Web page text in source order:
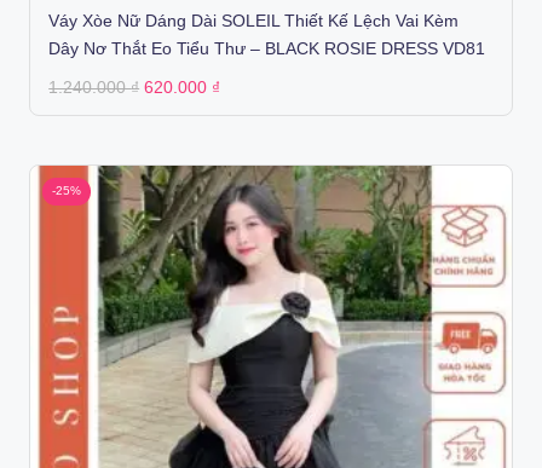
Váy Xòe Nữ Dáng Dài SOLEIL Thiết Kế Lệch Vai Kèm
Dây Nơ Thắt Eo Tiểu Thư – BLACK ROSIE DRESS VD81
1.240.000₫ Original
was:
620.000 ₫
is:
-25%